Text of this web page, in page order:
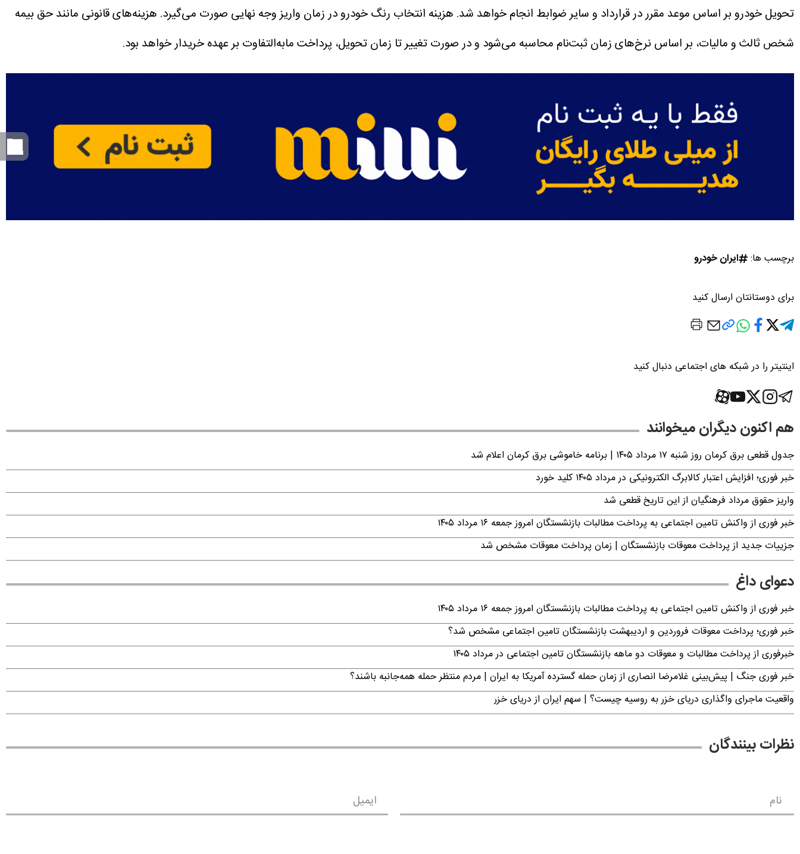
تحویل خودرو بر اساس موعد مقرر در قرارداد و سایر ضوابط انجام خواهد شد. هزینه انتخاب رنگ خودرو در زمان واریز وجه نهایی صورت می‌گیرد. هزینه‌های قانونی مانند حق بیمه
شخص ثالث و مالیات، بر اساس نرخ‌های زمان ثبت‌نام محاسبه می‌شود و در صورت تغییر تا زمان تحویل، پرداخت مابه‌التفاوت بر عهده خریدار خواهد بود.
برچسب ها: ایران خودرو
برای دوستانتان ارسال کنید
اینتیتر را در شبکه های اجتماعی دنبال کنید
هم اکنون دیگران میخوانند
جدول قطعی برق کرمان روز شنبه ۱۷ مرداد ۱۴۰۵ | برنامه خاموشی برق کرمان اعلام شد
خبر فوری؛ افزایش اعتبار کالابرگ الکترونیکی در مرداد ۱۴۰۵ کلید خورد
واریز حقوق مرداد فرهنگیان از این تاریخ قطعی شد
خبر فوری از واکنش تامین اجتماعی به پرداخت مطالبات بازنشستگان امروز جمعه ۱۶ مرداد ۱۴۰۵
جزییات جدید از پرداخت معوقات بازنشستگان | زمان پرداخت معوقات مشخص شد
دعوای داغ
خبر فوری از واکنش تامین اجتماعی به پرداخت مطالبات بازنشستگان امروز جمعه ۱۶ مرداد ۱۴۰۵
خبر فوری؛ پرداخت معوقات فروردین و اردیبهشت بازنشستگان تامین اجتماعی مشخص شد؟
خبرفوری از پرداخت مطالبات و معوقات دو ماهه بازنشستگان تامین اجتماعی در مرداد ۱۴۰۵
خبر فوری جنگ | پیش‌بینی غلامرضا انصاری از زمان حمله گسترده آمریکا به ایران | مردم منتظر حمله همه‌جانبه باشند؟
واقعیت ماجرای واگذاری دریای خزر به روسیه چیست؟ | سهم ایران از دریای خزر
نظرات بینندگان
نام ایمیل